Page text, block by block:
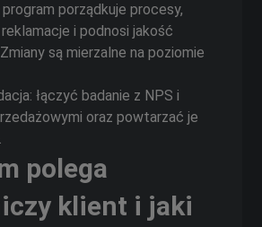
program porządkuje procesy,
i podnosi jakość
są mierzalne na poziomie
łączyć badanie z NPS i
oraz powtarzać je
polega
klient i jaki